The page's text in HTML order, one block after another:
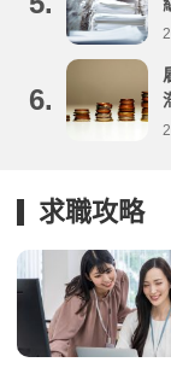
6.
求職攻略